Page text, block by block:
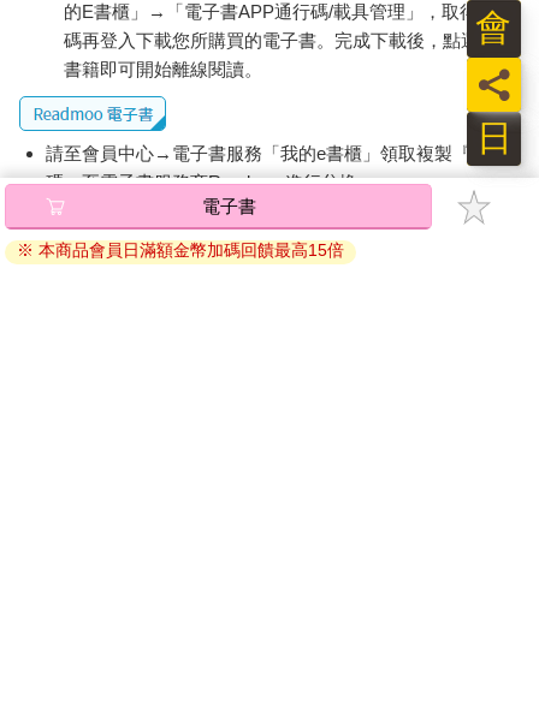
的E書櫃」→「電子書APP通行碼/載具管理」，取得通行
碼再登入下載您所購買的電子書。完成下載後，點選任一
書籍即可開始離線閱讀。
請至會員中心→電子書服務「我的e書櫃」領取複製『兌換
碼』至電子書服務商Readmoo進行兌換。
退換貨須知：
因版權保護，您在金石堂所購買的電子書僅能以金石堂專屬
電子書
※ 本商品會員日滿額金幣加碼回饋最高15倍
日
員
會